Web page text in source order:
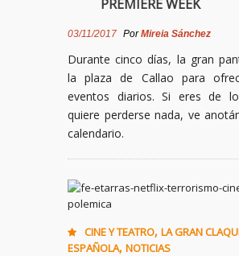
PREMIERE WEEK
03/11/2017 PorMireia Sánchez
Durante cinco días, la gran
la plaza de Callao para
eventos diarios. Si eres de
quiere perderse nada, ve
calendario.
CINE Y TEATRO, LA GRAN
ESPAÑOLA, NOTICIAS